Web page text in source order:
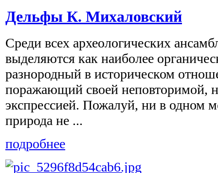
Дельфы К. Михаловский
Среди всех археологических
выделяются как наиболее
разнородный в историческом
поражающий своей неповторимой,
экспрессией. Пожалуй, ни в одном
природа не ...
подробнее